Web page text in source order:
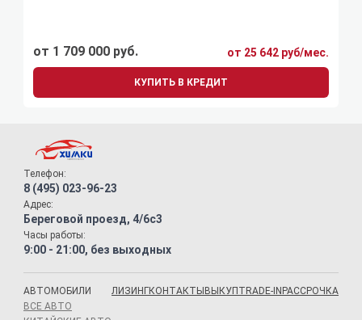
от 1 709 000 руб. от 25 642 руб/мес.
КУПИТЬ В КРЕДИТ
Телефон:
8 (495) 023-96-23
Адрес:
Береговой проезд, 4/6с3
Часы работы:
9:00 - 21:00, без выходных
АВТОМОБИЛИ
ВСЕ АВТО
ЛИЗИНГКОНТАКТЫ ВЫКУП TRADE-IN РАССРОЧКА